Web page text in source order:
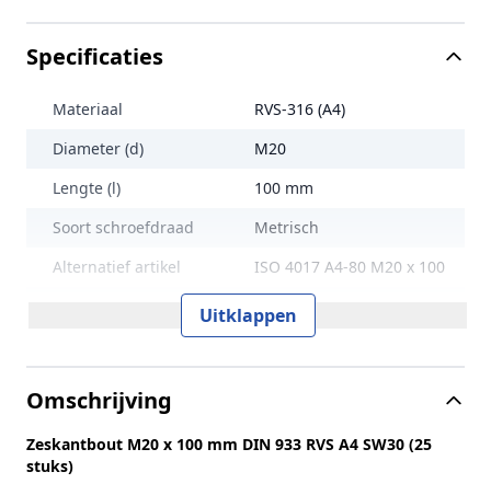
Specificaties
Materiaal
RVS-316 (A4)
Diameter (d)
M20
Lengte (l)
100 mm
Soort schroefdraad
Metrisch
Alternatief artikel
ISO 4017 A4-80 M20 x 100
Sterkteklasse
Uitklappen
Omschrijving
Zeskantbout M20 x 100 mm DIN 933 RVS A4 SW30 (25
stuks)